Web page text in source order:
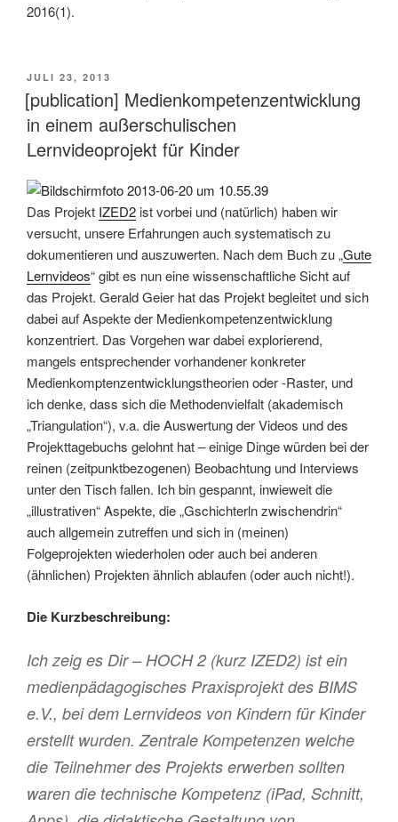
2016(1).
VERÖFFENTLICHT
AM
JULI 23, 2013
[publication] Medienkompetenzentwicklung
in einem außerschulischen
Lernvideoprojekt für Kinder
Das Projekt IZED2 ist vorbei und (natürlich) haben wir
versucht, unsere Erfahrungen auch systematisch zu
dokumentieren und auszuwerten. Nach dem Buch zu „Gute
Lernvideos“ gibt es nun eine wissenschaftliche Sicht auf
das Projekt. Gerald Geier hat das Projekt begleitet und sich
dabei auf Aspekte der Medienkompetenzentwicklung
konzentriert. Das Vorgehen war dabei explorierend,
mangels entsprechender vorhandener konkreter
Medienkomptenzentwicklungstheorien oder -Raster, und
ich denke, dass sich die Methodenvielfalt (akademisch
„Triangulation“), v.a. die Auswertung der Videos und des
Projekttagebuchs gelohnt hat – einige Dinge würden bei der
reinen (zeitpunktbezogenen) Beobachtung und Interviews
unter den Tisch fallen. Ich bin gespannt, inwieweit die
„illustrativen“ Aspekte, die „Gschichterln zwischendrin“
auch allgemein zutreffen und sich in (meinen)
Folgeprojekten wiederholen oder auch bei anderen
(ähnlichen) Projekten ähnlich ablaufen (oder auch nicht!).
Die Kurzbeschreibung:
Ich zeig es Dir – HOCH 2 (kurz IZED2) ist ein
medienpädagogisches Praxisprojekt des BIMS
e.V., bei dem Lernvideos von Kindern für Kinder
erstellt wurden. Zentrale Kompetenzen welche
die Teilnehmer des Projekts erwerben sollten
waren die technische Kompetenz (iPad, Schnitt,